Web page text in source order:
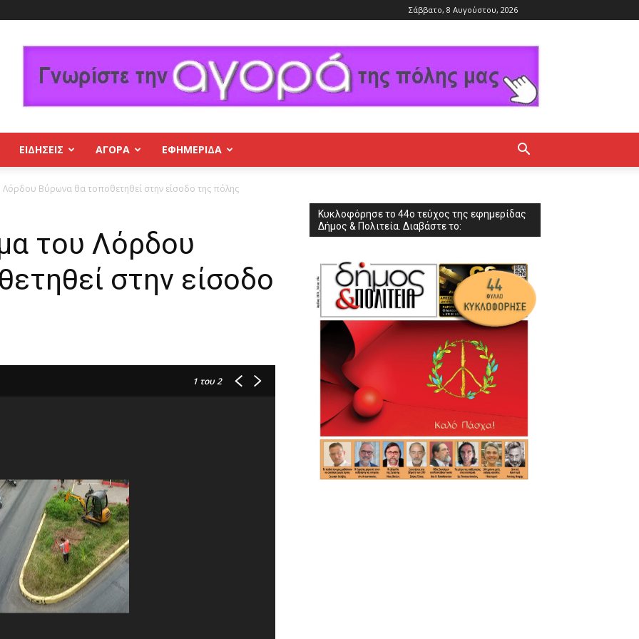
Σάββατο, 8 Αυγούστου, 2026
ΕΙΔΗΣΕΙΣ ΑΓΟΡΑ ΕΦΗΜΕΡΊΔΑ
Βύρωνα θα τοποθετηθεί στην είσοδο της πόλης
του Λόρδου
στην είσοδο
1 του 2
Κυκλοφόρησε το 44ο τεύχος της εφημερίδας
Δήμος & Πολιτεία. Διαβάστε το: